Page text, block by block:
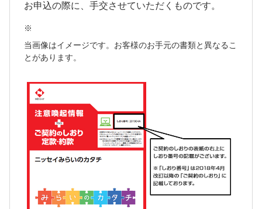
お申込の際に、手交させていただくものです。
※
当画像はイメージです。お客様のお手元の書類と異なるこ
とがあります。